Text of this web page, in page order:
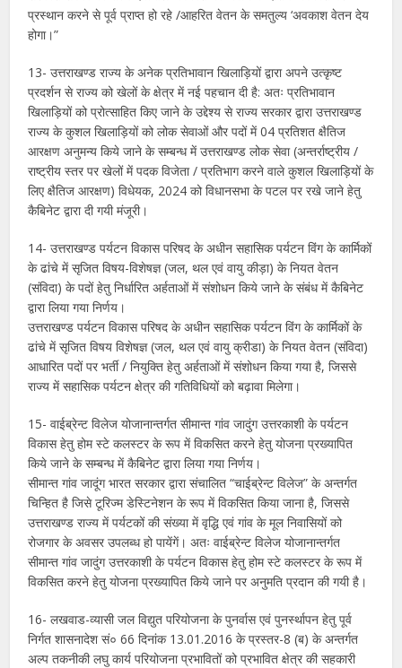
प्रस्थान करने से पूर्व प्राप्त हो रहे /आहरित वेतन के समतुल्य ‘अवकाश वेतन देय
होगा।”
13- उत्तराखण्ड राज्य के अनेक प्रतिभावान खिलाड़ियों द्वारा अपने उत्कृष्ट
प्रदर्शन से राज्य को खेलों के क्षेत्र में नई पहचान दी है: अतः प्रतिभावान
खिलाड़ियों को प्रोत्साहित किए जाने के उद्देश्य से राज्य सरकार द्वारा उत्तराखण्ड
राज्य के कुशल खिलाड़ियों को लोक सेवाओं और पदों में 04 प्रतिशत क्षैतिज
आरक्षण अनुमन्य किये जाने के सम्बन्ध में उत्तराखण्ड लोक सेवा (अन्तर्राष्ट्रीय /
राष्ट्रीय स्तर पर खेलों में पदक विजेता / प्रतिभाग करने वाले कुशल खिलाड़ियों के
लिए क्षैतिज आरक्षण) विधेयक, 2024 को विधानसभा के पटल पर रखे जाने हेतु
कैबिनेट द्वारा दी गयी मंजूरी।
14- उत्तराखण्ड पर्यटन विकास परिषद के अधीन सहासिक पर्यटन विंग के कार्मिकों
के ढांचे में सृजित विषय-विशेषज्ञ (जल, थल एवं वायु कीड़ा) के नियत वेतन
(संविदा) के पदों हेतु निर्धारित अर्हताओं में संशोधन किये जाने के संबंध में कैबिनेट
द्वारा लिया गया निर्णय।
उत्तराखण्ड पर्यटन विकास परिषद के अधीन सहासिक पर्यटन विंग के कार्मिकों के
ढांचे में सृजित विषय विशेषज्ञ (जल, थल एवं वायु क्रीडा) के नियत वेतन (संविदा)
आधारित पदों पर भर्ती / नियुक्ति हेतु अर्हताओं में संशोधन किया गया है, जिससे
राज्य में सहासिक पर्यटन क्षेत्र की गतिविधियों को बढ़ावा मिलेगा।
15- वाईब्रेन्ट विलेज योजानान्तर्गत सीमान्त गांव जादुंग उत्तरकाशी के पर्यटन
विकास हेतु होम स्टे कलस्टर के रूप में विकसित करने हेतु योजना प्रख्यापित
किये जाने के सम्बन्ध में कैबिनेट द्वारा लिया गया निर्णय।
सीमान्त गांव जादूंग भारत सरकार द्वारा संचालित “चाईब्रेन्ट विलेज” के अन्तर्गत
चिन्हित है जिसे टूरिज्म डेस्टिनेशन के रूप में विकसित किया जाना है, जिससे
उत्तराखण्ड राज्य में पर्यटकों की संख्या में वृद्धि एवं गांव के मूल निवासियों को
रोजगार के अवसर उपलब्ध हो पायेंगें। अतः वाईब्रेन्ट विलेज योजानान्तर्गत
सीमान्त गांव जादुंग उत्तरकाशी के पर्यटन विकास हेतु होम स्टे कलस्टर के रूप में
विकसित करने हेतु योजना प्रख्यापित किये जाने पर अनुमति प्रदान की गयी है।
16- लखवाड-व्यासी जल विद्युत परियोजना के पुनर्वास एवं पुनर्स्थापन हेतु पूर्व
निर्गत शासनादेश सं० 66 दिनांक 13.01.2016 के प्रस्तर-8 (ब) के अन्तर्गत
अल्प तकनीकी लघु कार्य परियोजना प्रभावितों को प्रभावित क्षेत्र की सहकारी